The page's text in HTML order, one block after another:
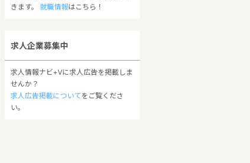
きます。 就職情報はこちら！
求人企業募集中
求人情報ナビ+Vに求人広告を掲載しま
せんか？
求人広告掲載についてをご覧くださ
い。